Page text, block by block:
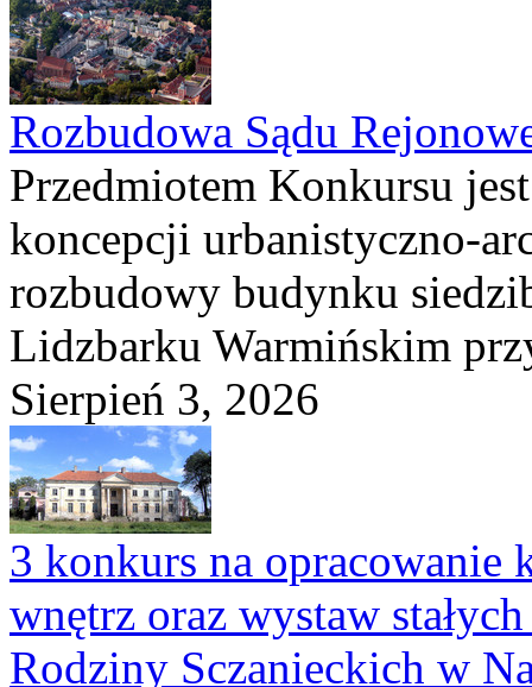
Rozbudowa Sądu
Przedmiotem Konkursu
koncepcji urbanistyczno-
rozbudowy budynku
Lidzbarku Warmińskim
Sierpień 3, 2026
3 konkurs na opracowanie
wnętrz oraz wystaw
Rodziny Sczanieckich w